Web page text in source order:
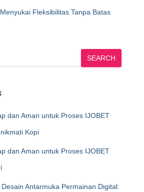
Fleksibilitas Tanpa Batas
SEARCH
dan Aman untuk Proses IJOBET
Kopi
dan Aman untuk Proses IJOBET
Antarmuka Permainan Digital: